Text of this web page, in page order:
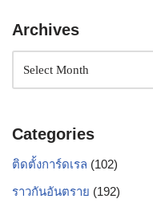
Archives
Categories
ติดตั้งการ์ดเรล (102)
ราวกันอันตราย (192)